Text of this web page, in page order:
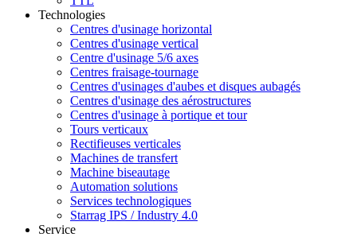
Technologies
Centres d'usinage horizontal
Centres d'usinage vertical
Centre d'usinage 5/6 axes
Centres fraisage-tournage
Centres d'usinages d'aubes et disques aubagés
Centres d'usinage des aérostructures
Centres d'usinage à portique et tour
Tours verticaux
Rectifieuses verticales
Machines de transfert
Machine biseautage
Automation solutions
Services technologiques
Starrag IPS / Industry 4.0
Service